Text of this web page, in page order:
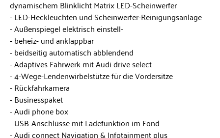
dynamischem Blinklicht Matrix LED-Scheinwerfer
LED-Heckleuchten und Scheinwerfer-Reinigungsanlage
Außenspiegel elektrisch einstell-
beheiz- und anklappbar
beidseitig automatisch abblendend
Adaptives Fahrwerk mit Audi drive select
4-Wege-Lendenwirbelstütze für die Vordersitze
Rückfahrkamera
Businesspaket
Audi phone box
USB-Anschlüsse mit Ladefunktion im Fond
Audi connect Navigation & Infotainment plus